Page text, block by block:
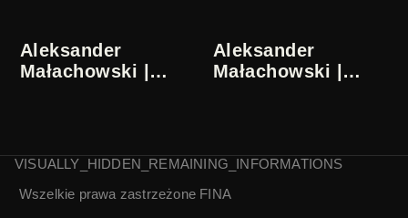
Aleksander
Małachowski |
Aleksander
Małachowski |
Aleksander
VISUALLY_HIDDEN_REMAINING_INFORMATIONS
Wszelkie prawa zastrzeżone FINA